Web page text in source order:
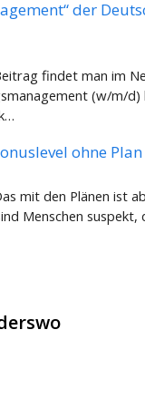
der
findet man im
(w/m/d)
ohne Plan
mit den Plänen ist
Menschen suspekt,